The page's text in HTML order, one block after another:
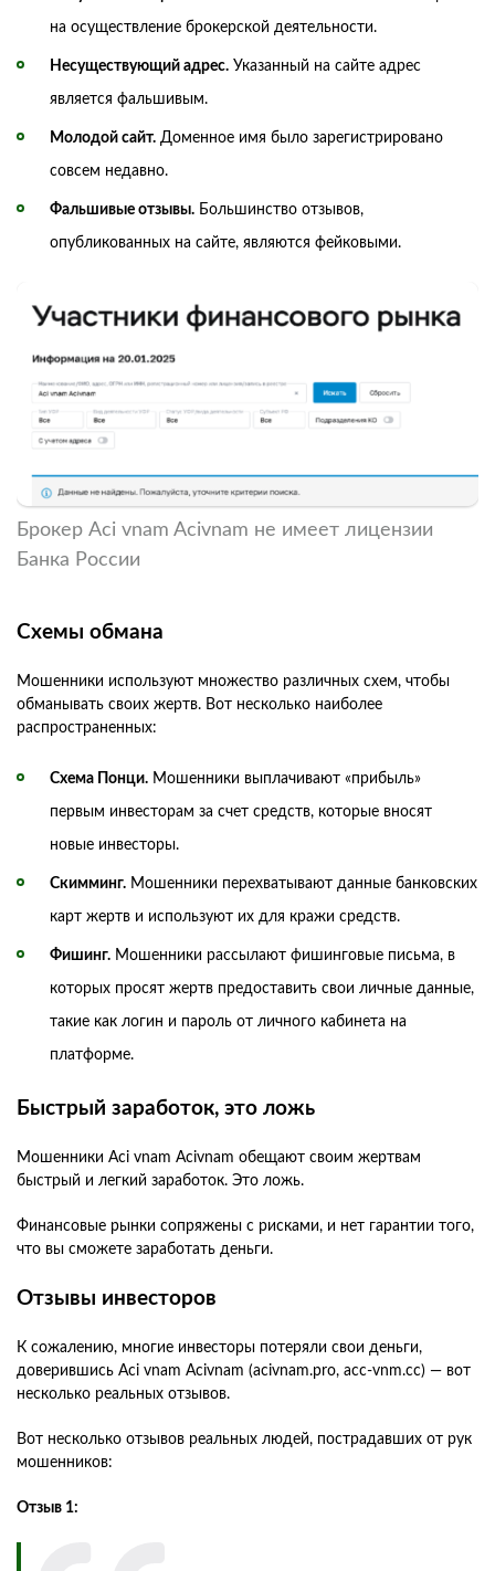
на осуществление брокерской деятельности.
Несуществующий адрес. Указанный на сайте адрес
является фальшивым.
Молодой сайт. Доменное имя было зарегистрировано
совсем недавно.
Фальшивые отзывы. Большинство отзывов,
опубликованных на сайте, являются фейковыми.
Брокер Aci vnam Acivnam не имеет лицензии
Банка России
Схемы обмана
Мошенники используют множество различных схем, чтобы
обманывать своих жертв. Вот несколько наиболее
распространенных:
Схема Понци. Мошенники выплачивают «прибыль»
первым инвесторам за счет средств, которые вносят
новые инвесторы.
Скимминг. Мошенники перехватывают данные банковских
карт жертв и используют их для кражи средств.
Фишинг. Мошенники рассылают фишинговые письма, в
которых просят жертв предоставить свои личные данные,
такие как логин и пароль от личного кабинета на
платформе.
Быстрый заработок, это ложь
Мошенники Aci vnam Acivnam обещают своим жертвам
быстрый и легкий заработок. Это ложь.
Финансовые рынки сопряжены с рисками, и нет гарантии того,
что вы сможете заработать деньги.
Отзывы инвесторов
К сожалению, многие инвесторы потеряли свои деньги,
доверившись Aci vnam Acivnam (acivnam.pro, acc-vnm.cc) — вот
несколько реальных отзывов.
Вот несколько отзывов реальных людей, пострадавших от рук
мошенников:
Отзыв 1: